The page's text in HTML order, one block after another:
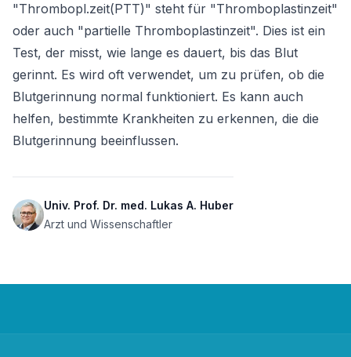
"Thrombopl.zeit(PTT)" steht für "Thromboplastinzeit"
oder auch "partielle Thromboplastinzeit". Dies ist ein
Test, der misst, wie lange es dauert, bis das Blut
gerinnt. Es wird oft verwendet, um zu prüfen, ob die
Blutgerinnung normal funktioniert. Es kann auch
helfen, bestimmte Krankheiten zu erkennen, die die
Blutgerinnung beeinflussen.
Univ. Prof. Dr. med. Lukas A. Huber
Arzt und Wissenschaftler